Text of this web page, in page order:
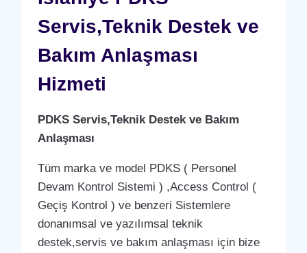
Servis,Teknik Destek ve
Bakım Anlaşması
Hizmeti
PDKS Servis,Teknik Destek ve Bakım
Anlaşması
Tüm marka ve model PDKS ( Personel
Devam Kontrol Sistemi ) ,Access Control (
Geçiş Kontrol ) ve benzeri Sistemlere
donanımsal ve yazılımsal teknik
destek,servis ve bakım anlaşması için bize